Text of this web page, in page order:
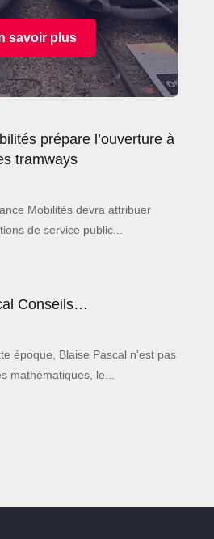
savoir plus
prépare l’ouverture à
tramways
Mobilités devra attribuer
de service public...
Conseils…
époque, Blaise Pascal n'est pas
mathématiques, le...